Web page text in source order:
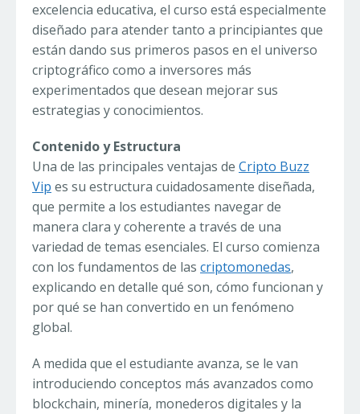
excelencia educativa, el curso está especialmente
diseñado para atender tanto a principiantes que
están dando sus primeros pasos en el universo
criptográfico como a inversores más
experimentados que desean mejorar sus
estrategias y conocimientos.
Contenido y Estructura
Una de las principales ventajas de Cripto Buzz
Vip es su estructura cuidadosamente diseñada,
que permite a los estudiantes navegar de
manera clara y coherente a través de una
variedad de temas esenciales. El curso comienza
con los fundamentos de las criptomonedas,
explicando en detalle qué son, cómo funcionan y
por qué se han convertido en un fenómeno
global.
A medida que el estudiante avanza, se le van
introduciendo conceptos más avanzados como
blockchain, minería, monederos digitales y la